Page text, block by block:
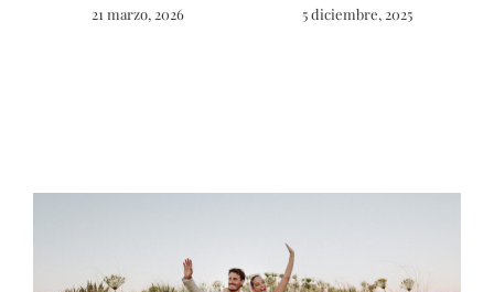
21 marzo, 2026 5 diciembre, 2025